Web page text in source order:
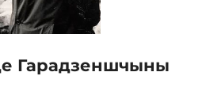
Гарадзеншчыны